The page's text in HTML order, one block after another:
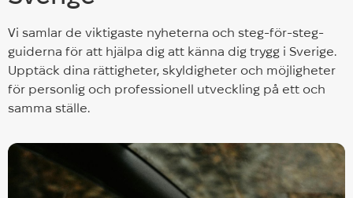
Vi samlar de viktigaste nyheterna och steg-för-steg-
guiderna för att hjälpa dig att känna dig trygg i Sverige.
Upptäck dina rättigheter, skyldigheter och möjligheter
för personlig och professionell utveckling på ett och
samma ställe.